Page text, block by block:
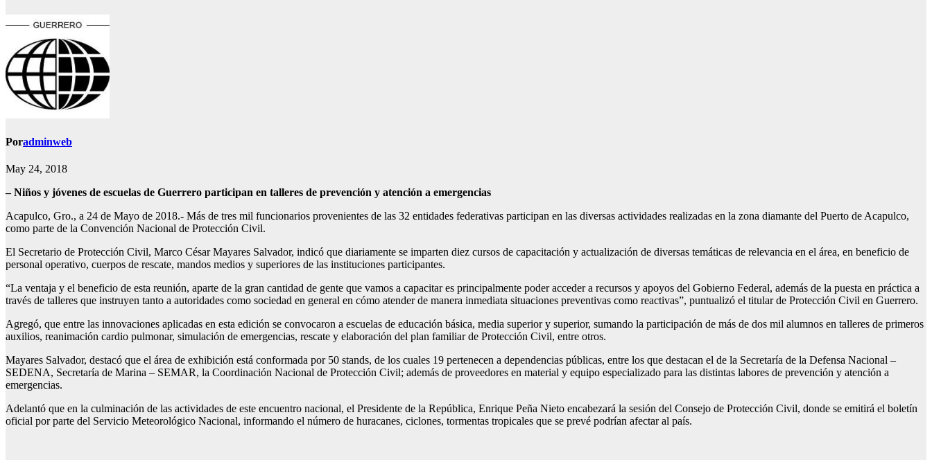
Poradminweb
May 24, 2018
– Niños y jóvenes de escuelas de Guerrero participan en talleres de prevención y atención a emergencias
Acapulco, Gro., a 24 de Mayo de 2018.- Más de tres mil funcionarios provenientes de las 32 entidades federativas participan en las diversas actividades realizadas en la zona diamante del Puerto de Acapulco,
como parte de la Convención Nacional de Protección Civil.
El Secretario de Protección Civil, Marco César Mayares Salvador, indicó que diariamente se imparten diez cursos de capacitación y actualización de diversas temáticas de relevancia en el área, en beneficio de
personal operativo, cuerpos de rescate, mandos medios y superiores de las instituciones participantes.
“La ventaja y el beneficio de esta reunión, aparte de la gran cantidad de gente que vamos a capacitar es principalmente poder acceder a recursos y apoyos del Gobierno Federal, además de la puesta en práctica a
través de talleres que instruyen tanto a autoridades como sociedad en general en cómo atender de manera inmediata situaciones preventivas como reactivas”, puntualizó el titular de Protección Civil en Guerrero.
Agregó, que entre las innovaciones aplicadas en esta edición se convocaron a escuelas de educación básica, media superior y superior, sumando la participación de más de dos mil alumnos en talleres de primeros
auxilios, reanimación cardio pulmonar, simulación de emergencias, rescate y elaboración del plan familiar de Protección Civil, entre otros.
Mayares Salvador, destacó que el área de exhibición está conformada por 50 stands, de los cuales 19 pertenecen a dependencias públicas, entre los que destacan el de la Secretaría de la Defensa Nacional –
SEDENA, Secretaría de Marina – SEMAR, la Coordinación Nacional de Protección Civil; además de proveedores en material y equipo especializado para las distintas labores de prevención y atención a
emergencias.
Adelantó que en la culminación de las actividades de este encuentro nacional, el Presidente de la República, Enrique Peña Nieto encabezará la sesión del Consejo de Protección Civil, donde se emitirá el boletín
oficial por parte del Servicio Meteorológico Nacional, informando el número de huracanes, ciclones, tormentas tropicales que se prevé podrían afectar al país.